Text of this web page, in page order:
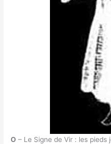
O – Le Signe de Vir : les